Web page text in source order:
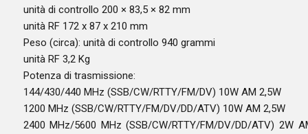
unità di controllo 200 × 83,5 × 82 mm
unità RF 172 x 87 x 210 mm
Peso (circa): unità di controllo 940 grammi
unità RF 3,2 Kg
Potenza di trasmissione:
144/430/440 MHz (SSB/CW/RTTY/FM/DV) 10W AM 2,5W
1200 MHz (SSB/CW/RTTY/FM/DV/DD/ATV) 10W AM 2,5W
2400 MHz/5600 MHz (SSB/CW/RTTY/FM/DV/DD/ATV) 2W